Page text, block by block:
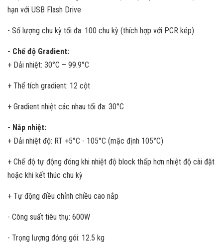
hạn với USB Flash Drive
- Số lượng chu kỳ tối đa: 100 chu kỳ (thích hợp với PCR kép)
- Chế độ Gradient:
+ Dải nhiệt: 30°C – 99.9°C
+ Thể tích gradient: 12 cột
+ Gradient nhiệt các nhau tối đa: 30°C
- Nắp nhiệt:
+ Dải nhiệt độ: RT +5°C - 105°C (mặc định 105°C)
+ Chế độ tự động đóng khi nhiệt độ block thấp hơn nhiệt độ cài đặt
hoặc khi kết thúc chu kỳ
+ Tự động điều chỉnh chiều cao nắp
- Công suất tiêu thụ: 600W
- Trọng lượng đóng gói: 12.5 kg